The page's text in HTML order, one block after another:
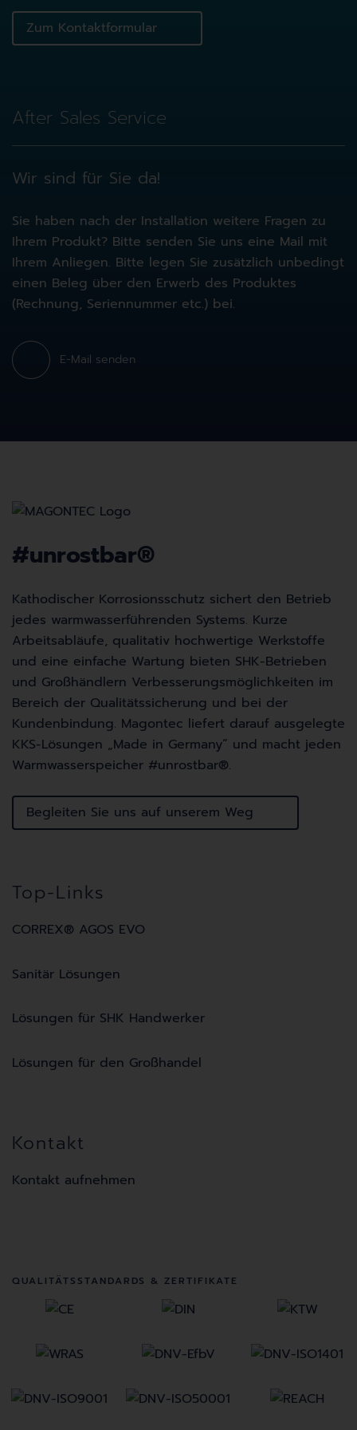
Zum Kontaktformular
After Sales Service
Wir sind für Sie da!
Sie haben nach der Installation weitere Fragen zu
Ihrem Produkt? Bitte senden Sie uns eine Mail mit
Ihrem Anliegen. Bitte legen Sie zusätzlich unbedingt
einen Beleg über den Erwerb des Produktes
(Rechnung, Seriennummer etc.) bei.
E-Mail senden
#unrostbar®
Kathodischer Korrosionsschutz sichert den Betrieb
jedes warmwasserführenden Systems. Kurze
Arbeitsabläufe, qualitativ hochwertige Werkstoffe
und eine einfache Wartung bieten SHK-Betrieben
und Großhändlern Verbesserungsmöglichkeiten im
Bereich der Qualitätssicherung und bei der
Kundenbindung. Magontec liefert darauf ausgelegte
KKS-Lösungen „Made in Germany“ und macht jeden
Warmwasserspeicher #unrostbar®.
Begleiten Sie uns auf unserem Weg
Top-Links
CORREX® AGOS EVO
Sanitär Lösungen
Lösungen für SHK Handwerker
Lösungen für den Großhandel
Kontakt
Kontakt aufnehmen
QUALITÄTSSTANDARDS & ZERTIFIKATE